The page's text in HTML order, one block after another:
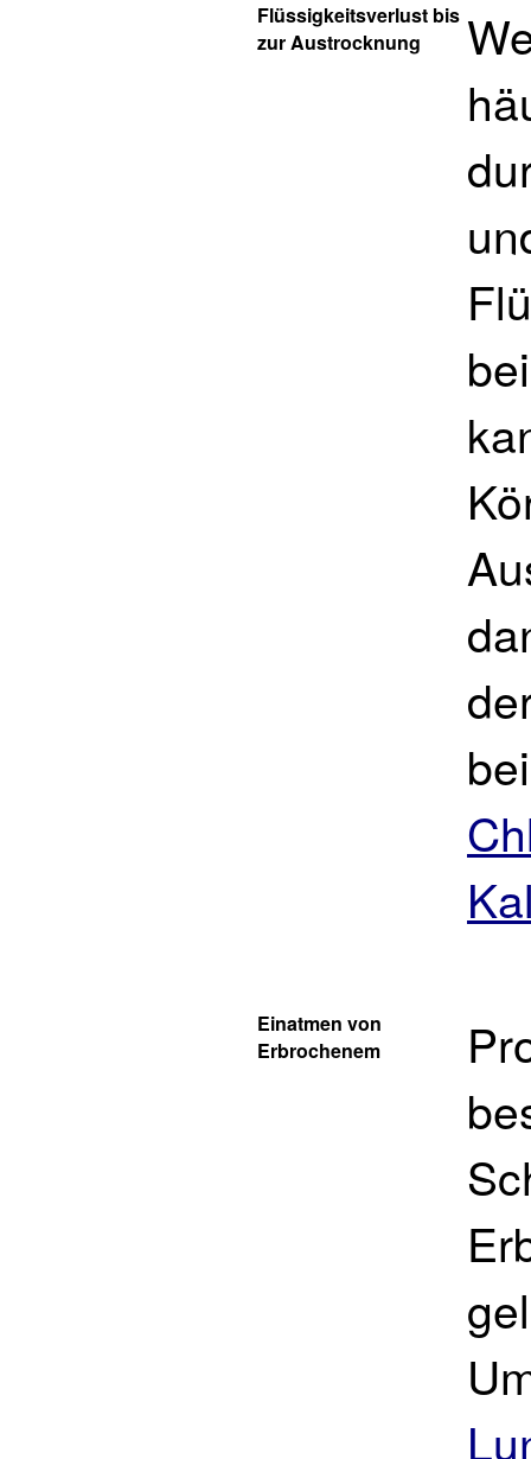
Flüssigkeitsverlust bis
zur Austrocknung
Einatmen von
Erbrochenem